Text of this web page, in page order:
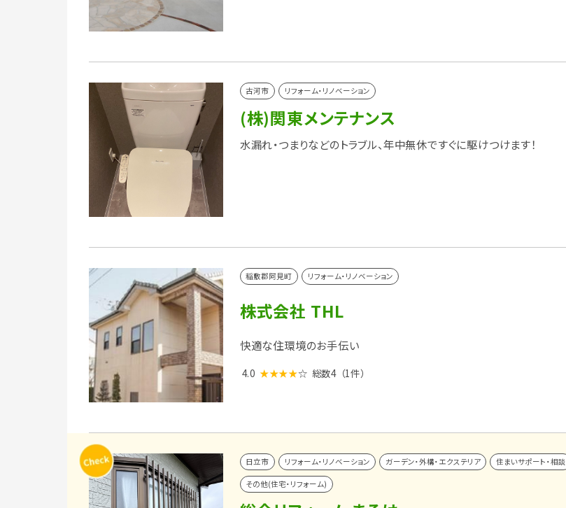
古河市 リフォーム・リノベーション
(株)関東メンテナンス
水漏れ・つまりなどのトラブル、年中無休ですぐに駆けつけます！
稲敷郡阿見町 リフォーム・リノベーション
株式会社 THL
快適な住環境のお手伝い
4.0 ★★★★☆ 総数4 （1件）
日立市 リフォーム・リノベーション ガーデン・外構・エクステリア 住まいサポート・相談
その他(住宅・リフォーム)